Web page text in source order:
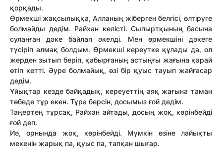
қорқады.
Өрмекші жақсылыққа, Алланың жіберген белгісі, өлтіруге
болмайды дедім. Райхан келісті. Сыпыртқының басына
суланған дәке байлап әкелді. Мен өрмекшіні дәкеге
түсіріп алмақ болдым. Өрмекші кереутке құлады да, ол
жерден зытып беріп, қабырғаның астыңғы жағына қарай
өтіп кетті. Әуре болмайық, өзі бір қуыс тауып жайғасар
дедім.
Ұйықтар кезде байқадық, кереуеттің аяқ жағына таман
төбеде тұр екен. Тұра берсін, досымыз ғой дедім.
Таңертең тұрсақ, Райхан айтады, досың жоқ, көрінбейді
ғой деп.
Иә, орнында жоқ, көрінбейді. Мүмкін өзіне лайықты
мекенін жарық па, қуыс па, тапқан шығар.